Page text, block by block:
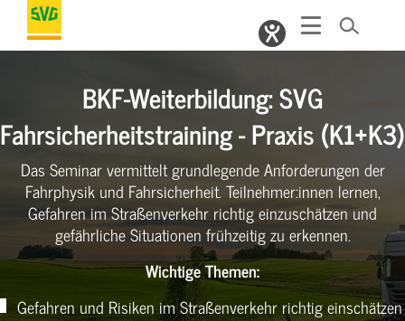
BKF-Weiterbildung: SVG
Fahrsicherheitstraining - Praxis (K1+K3)
Das Seminar vermittelt grundlegende Anforderungen der
Fahrphysik und Fahrsicherheit. Teilnehmer:innen lernen,
Gefahren im Straßenverkehr richtig einzuschätzen und
gefährliche Situationen frühzeitig zu erkennen.
Wichtige Themen:
Gefahren und Risiken im Straßenverkehr richtig einschätzen